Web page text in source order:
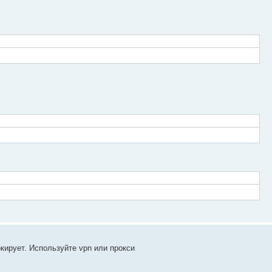
Используйте vpn или прокси